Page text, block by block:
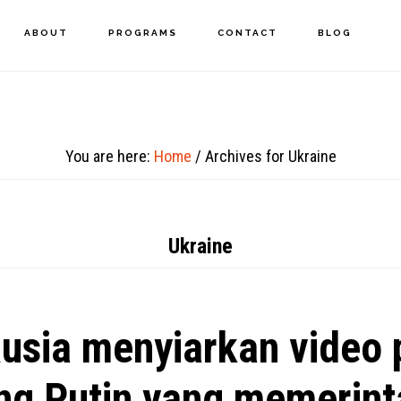
ABOUT PROGRAMS CONTACT BLOG
You are here: Home / Archives for Ukraine
Ukraine
menyiarkan video